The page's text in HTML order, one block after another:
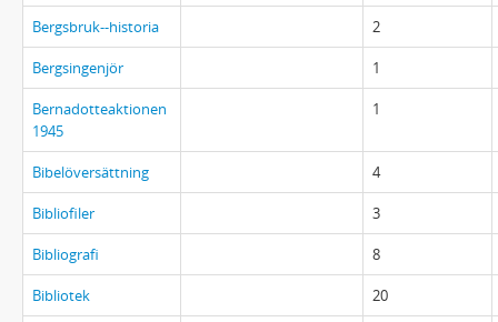
Bergsbruk--historia 2
Bergsingenjör 1
Bernadotteaktionen
1945
1
Bibelöversättning 4
Bibliofiler 3
Bibliografi 8
Bibliotek 20